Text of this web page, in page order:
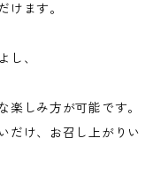
けます。
し、
楽しみ方が可能です。
だけ、お召し上がりい